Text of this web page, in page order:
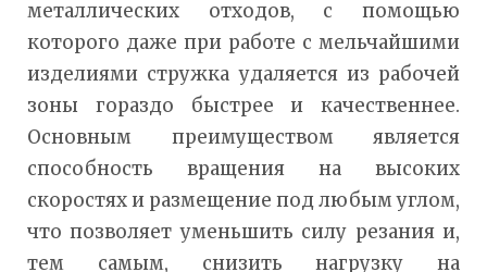
металлических отходов, с помощью
которого даже при работе с мельчайшими
изделиями стружка удаляется из рабочей
зоны гораздо быстрее и качественнее.
Основным преимуществом является
способность вращения на высоких
скоростях и размещение под любым углом,
что позволяет уменьшить силу резания и,
тем самым, снизить нагрузку на